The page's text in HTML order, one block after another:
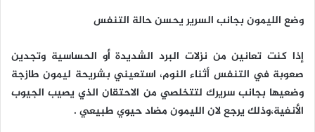
وضع الليمون بجانب السرير يحسن حالة التنفس
إذا كنت تعانين من نزلات البرد الشديدة أو الحساسية وتجدين
صعوبة في التنفس أثناء النوم، استعيني بشريحة ليمون طازجة
وضعيها بجانب سريرك لتتخلصي من الاحتقان الذي يصيب الجيوب
الأنفية،وذلك يرجع لان الليمون مضاد حيوي طبيعي .